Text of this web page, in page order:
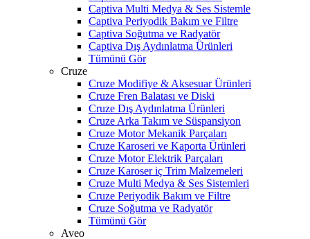
Captiva Multi Medya & Ses Sistemle
Captiva Periyodik Bakım ve Filtre
Captiva Soğutma ve Radyatör
Captiva Dış Aydınlatma Ürünleri
Tümünü Gör
Cruze
Cruze Modifiye & Aksesuar Ürünleri
Cruze Fren Balatası ve Diski
Cruze Dış Aydınlatma Ürünleri
Cruze Arka Takım ve Süspansiyon
Cruze Motor Mekanik Parçaları
Cruze Karoseri ve Kaporta Ürünleri
Cruze Motor Elektrik Parçaları
Cruze Karoser iç Trim Malzemeleri
Cruze Multi Medya & Ses Sistemleri
Cruze Periyodik Bakım ve Filtre
Cruze Soğutma ve Radyatör
Tümünü Gör
Aveo